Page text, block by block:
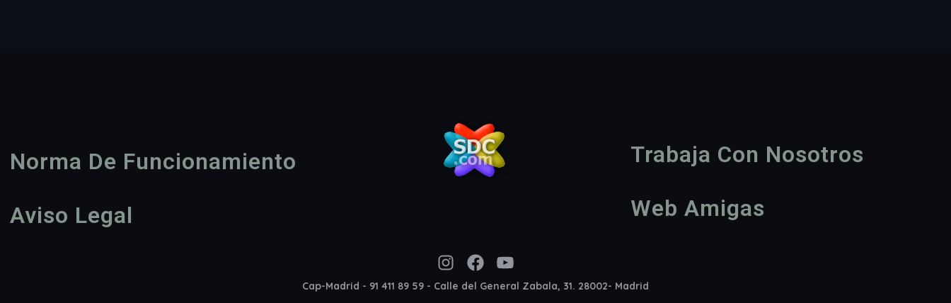
Norma De Funcionamiento
Aviso Legal
Trabaja Con Nosotros
Web Amigas
InstagramFacebook YouTube
Cap-Madrid - 91 411 89 59 - Calle del General Zabala, 31. 28002- Madrid